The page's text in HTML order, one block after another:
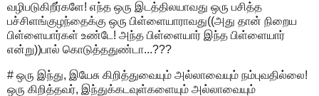
வழிபடுகிறீர்களே! எந்த ஒரு இடத்திலயாவது ஒரு பசித்த
பச்சிளங்குழந்தைக்கு ஒரு பிள்ளையாராவது((அது தான் நிறைய
பிள்ளையார்கள் உண்டே! அந்த பிள்ளையார் இந்த பிள்ளையார்
என்று))பால் கொடுத்ததுண்டா...???
# ஒரு இந்து, இயேசு கிறித்துவையும் அல்லாவையும் நம்புவதில்லை!
ஒரு கிறித்தவர், இந்துக்கடவுள்களையும் அல்லாவையும்